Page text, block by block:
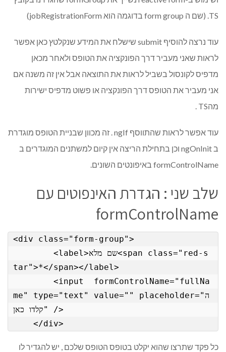
TS. (שם ה form group בדוגמה הוא jobRegistrationForm)
עוד נרצה להוסיף submit שישלח את המידע שנקלטץ כאן אפשר
לראות שאני מעביר דרך הפונקציה את הטופס ולאחר מכאן
מדפיס לקונסול בשביל לראות את התוצאה אבל אין זה משנה אם
אני מעביר את הטופס דרך הפונקציה או פשוט מדפיס ישירות
מהTS .
עוד אפשר לראות שהתווסף ngIf . זה מכוון שבניית הטופס מוגדרת
ב ngOnInit וכן בתחילת הריצה אין קיום למשתנים המוגדרים ב
formControlName באיפונטים השונים.
שלב שני : הגדרת האינפוטים עם
formControlName
<div class="form-group">
tar">*</span></label>
me" type="text" value="" placeholder="ה
קלדו כאן" />
    </div>
כל פקד שתרצו שהוא יקלט בטופס הטופס שלכם , יש להגדיר לו